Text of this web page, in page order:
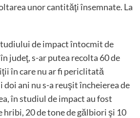
unor cantităţi însemnate. La
de impact întocmit de
judeţ, s-ar putea recolta 60 de
în care nu ar fi periclitată
ani nu s-a reuşit încheierea de
în studiul de impact au fost
20 de tone de gălbiori şi 10